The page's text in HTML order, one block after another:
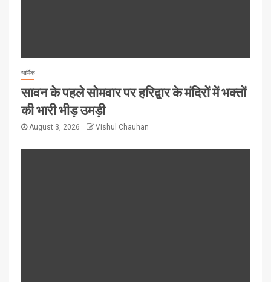
धार्मिक
सावन के पहले सोमवार पर हरिद्वार के मंदिरों में भक्तों
की भारी भीड़ उमड़ी
August 3, 2026 Vishul Chauhan